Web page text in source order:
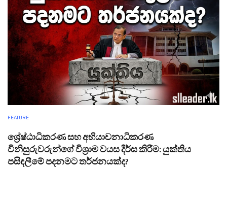
FEATURE
ශ්‍රේෂ්ඨාධිකරණ සහ අභියාචනාධිකරණ
විනිසුරුවරුන්ගේ විශ්‍රාම වයස දීර්ඝ කිරීම: යුක්තිය
පසිඳලීමේ පදනමට තර්ජනයක්ද?